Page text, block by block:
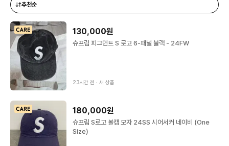
추천순
130,000원
슈프림 피그먼트 S 로고 6-패널 블랙 - 24FW
23시간 전 ∙ 새 상품
180,000원
슈프림 S로고 볼캡 모자 24SS 시어서커 네이비 (One
Size)